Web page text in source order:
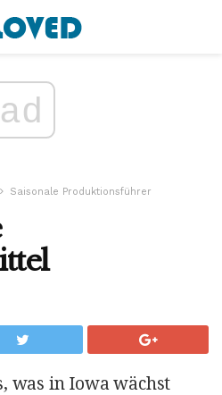
ad
Saisonale Produktionsführer
was in Iowa wächst